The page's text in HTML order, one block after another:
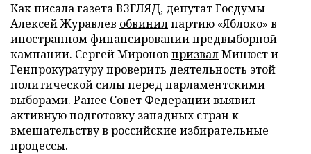
Как писала газета ВЗГЛЯД, депутат Госдумы
Алексей Журавлев обвинилпартию «Яблоко» в
иностранном финансировании предвыборной
кампании. Сергей Миронов призвалМинюст и
Генпрокуратуру проверить деятельность этой
политической силы перед парламентскими
выборами. Ранее Совет Федерациивыявил
активную подготовку западных стран к
вмешательству в российские избирательные
процессы.